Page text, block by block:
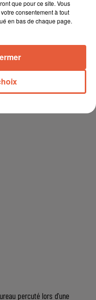
percuté lors d'une
que pour ce site. Vous
consentement à tout
en bas de chaque page.